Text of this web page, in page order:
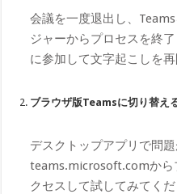
会議を一度退出し、
ジャーからプロセスを終
に参加して文字起こしを再
ブラウザ版Teamsに切り替え
デスクトップアプリで問題
teams.microsoft.comから
クセスして試してみてくだ